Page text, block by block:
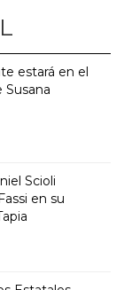
estará en el
Scioli
en su